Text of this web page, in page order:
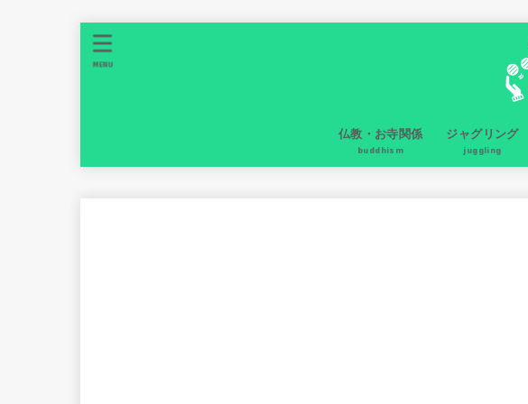
仏教・お寺関係
buddhism
ジャグリング
juggling
MENU